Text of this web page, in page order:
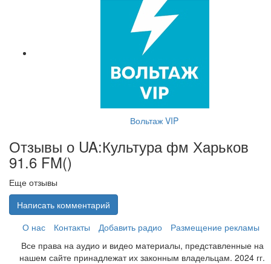
Вольтаж VIP
Отзывы о UA:Культура фм Харьков
91.6 FM()
Еще отзывы
Написать комментарий
О нас
Контакты Добавить радио
Размещение рекламы
Все права на аудио и видео материалы, представленные на
нашем сайте принадлежат их законным владельцам. 2024 гг.